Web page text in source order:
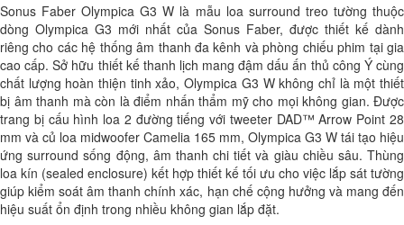
Sonus Faber Olympica G3 W là mẫu loa surround treo tường thuộc
dòng Olympica G3 mới nhất của Sonus Faber, được thiết kế dành
riêng cho các hệ thống âm thanh đa kênh và phòng chiếu phim tại gia
cao cấp. Sở hữu thiết kế thanh lịch mang đậm dấu ấn thủ công Ý cùng
chất lượng hoàn thiện tinh xảo, Olympica G3 W không chỉ là một thiết
bị âm thanh mà còn là điểm nhấn thẩm mỹ cho mọi không gian. Được
trang bị cấu hình loa 2 đường tiếng với tweeter DAD™ Arrow Point 28
mm và củ loa midwoofer Camelia 165 mm, Olympica G3 W tái tạo hiệu
ứng surround sống động, âm thanh chi tiết và giàu chiều sâu. Thùng
loa kín (sealed enclosure) kết hợp thiết kế tối ưu cho việc lắp sát tường
giúp kiểm soát âm thanh chính xác, hạn chế cộng hưởng và mang đến
hiệu suất ổn định trong nhiều không gian lắp đặt.